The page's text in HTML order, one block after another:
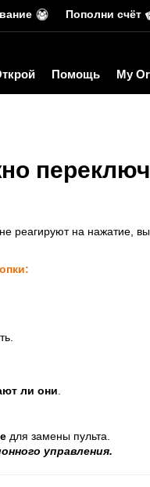
Пополни счёт
Помощь My
реагируют на нажатие,
ли они
для замены пульта.
управления.